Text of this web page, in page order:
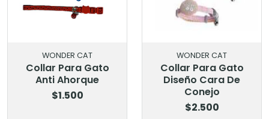
WONDER CAT
Collar Para Gato
Anti Ahorque
$1.500
WONDER CAT
Collar Para Gato
Diseño Cara De
Conejo
$2.500